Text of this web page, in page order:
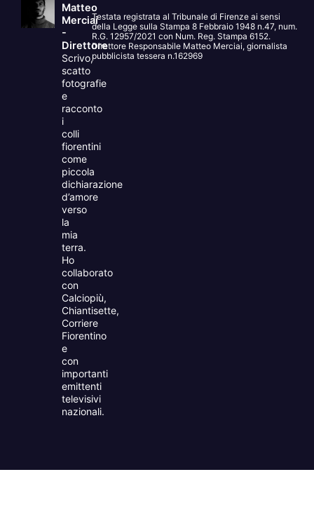
Matteo
Merciai
-
Direttore
Scrivo,
scatto
fotografie
e
racconto
i
colli
fiorentini
come
piccola
dichiarazione
d’amore
verso
la
mia
terra.
Ho
collaborato
con
Calciopiù,
Chiantisette,
Corriere
Fiorentino
e
con
importanti
emittenti
televisivi
nazionali.
Testata registrata al Tribunale di Firenze ai sensi
della Legge sulla Stampa 8 Febbraio 1948 n.47, num.
R.G. 12957/2021 con Num. Reg. Stampa 6152.
Direttore Responsabile Matteo Merciai, giornalista
pubblicista tessera n.162969